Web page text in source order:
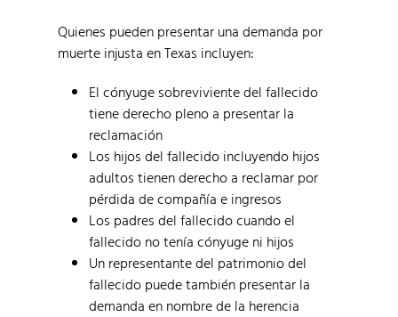
Quienes pueden presentar una demanda por
muerte injusta en Texas incluyen:
El cónyuge sobreviviente del fallecido
tiene derecho pleno a presentar la
reclamación
Los hijos del fallecido incluyendo hijos
adultos tienen derecho a reclamar por
pérdida de compañía e ingresos
Los padres del fallecido cuando el
fallecido no tenía cónyuge ni hijos
Un representante del patrimonio del
fallecido puede también presentar la
demanda en nombre de la herencia